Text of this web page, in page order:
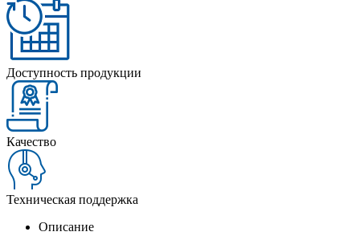
Доступность продукции
Качество
Техническая поддержка
Описание